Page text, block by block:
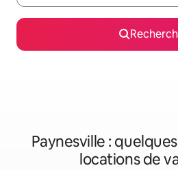
Paynesville :
locations de